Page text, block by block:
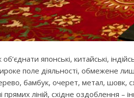
об’єднати японські, китайські,
поле діяльності, обмежене
бамбук, очерет, метал, шовк,
прямих ліній, східне оздоблення –